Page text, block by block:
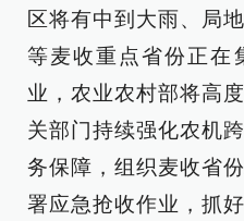
区将有中到大雨、局
等麦收重点省份正在
业，农业农村部将高
关部门持续强化农机
务保障，组织麦收省
署应急抢收作业，抓